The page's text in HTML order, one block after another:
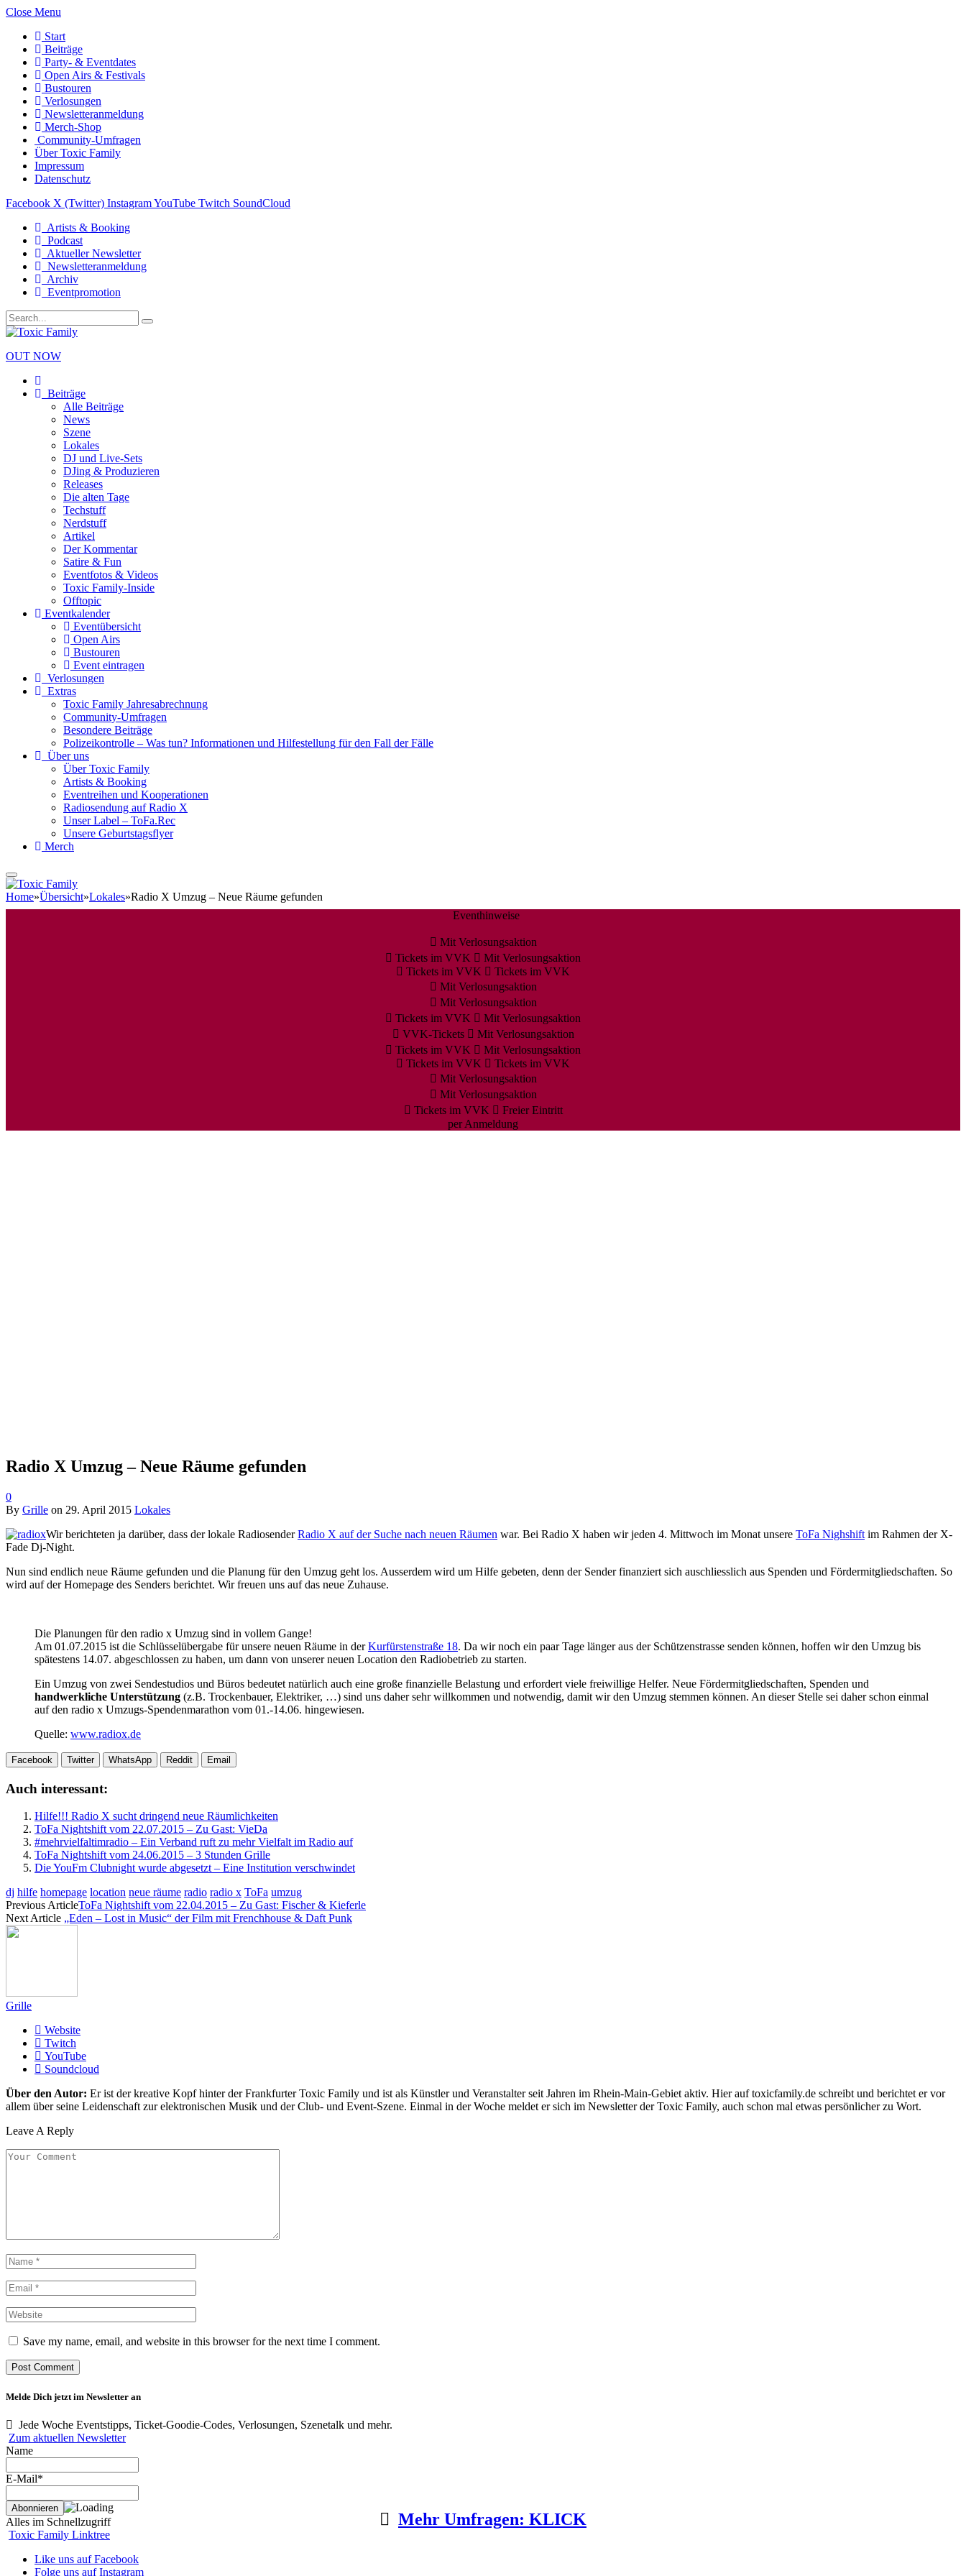
Close Menu
Start
Beiträge
Party- & Eventdates
Open Airs & Festivals
Bustouren
Verlosungen
Newsletteranmeldung
Merch-Shop
Community-Umfragen
Über Toxic Family
Impressum
Datenschutz
Facebook X (Twitter) InstagramYouTube Twitch SoundCloud
Artists & Booking
Podcast
Aktueller Newsletter
Newsletteranmeldung
Archiv
Eventpromotion
OUT NOW
Beiträge
Alle Beiträge
News
Szene
Lokales
DJ und Live-Sets
DJing & Produzieren
Releases
Die alten Tage
Techstuff
Nerdstuff
Artikel
Der Kommentar
Satire & Fun
Eventfotos & Videos
Toxic Family-Inside
Offtopic
Eventkalender
Eventübersicht
Open Airs
Bustouren
Event eintragen
Verlosungen
Extras
Toxic Family Jahresabrechnung
Community-Umfragen
Besondere Beiträge
Polizeikontrolle – Was tun? Informationen und Hilfestellung für den Fall der Fälle
Über uns
Über Toxic Family
Artists & Booking
Eventreihen und Kooperationen
Radiosendung auf Radio X
Unser Label – ToFa.Rec
Unsere Geburtstagsflyer
Merch
Home»Übersicht»Lokales»Radio X Umzug – Neue Räume gefunden
Eventhinweise
Mit Verlosungsaktion
Tickets im VVK
Mit Verlosungsaktion
Tickets im VVK
Tickets im VVK
Mit Verlosungsaktion
Mit Verlosungsaktion
Tickets im VVK
Mit Verlosungsaktion
VVK-Tickets
Mit Verlosungsaktion
Tickets im VVK
Mit Verlosungsaktion
Tickets im VVK
Tickets im VVK
Mit Verlosungsaktion
Mit Verlosungsaktion
Tickets im VVK
Freier Eintritt
per Anmeldung
Radio X Umzug – Neue Räume gefunden
0
By Grille on 29. April 2015 Lokales
Wir berichteten ja darüber, dass der lokale RadiosenderRadio X auf der Suche nach neuen Räumen war. Bei Radio X haben wir jeden 4. Mittwoch im Monat unsere ToFa Nighshift im Rahmen der X-
Fade Dj-Night.
Nun sind endlich neue Räume gefunden und die Planung für den Umzug geht los. Ausserdem wird um Hilfe gebeten, denn der Sender finanziert sich auschliesslich aus Spenden und Fördermitgliedschaften. So
wird auf der Homepage des Senders berichtet. Wir freuen uns auf das neue Zuhause.
Die Planungen für den radio x Umzug sind in vollem Gange!
Am 01.07.2015 ist die Schlüsselübergabe für unsere neuen Räume in derKurfürstenstraße 18. Da wir noch ein paar Tage länger aus der Schützenstrasse senden können, hoffen wir den Umzug bis
spätestens 14.07. abgeschlossen zu haben, um dann von unserer neuen Location den Radiobetrieb zu starten.
Ein Umzug von zwei Sendestudios und Büros bedeutet natürlich auch eine große finanzielle Belastung und erfordert viele freiwillige Helfer. Neue Fördermitgliedschaften, Spenden und
handwerkliche Unterstützung (z.B. Trockenbauer, Elektriker, …) sind uns daher sehr willkommen und notwendig, damit wir den Umzug stemmen können. An dieser Stelle sei daher schon einmal
auf den radio x Umzugs-Spendenmarathon vom 01.-14.06. hingewiesen.
Quelle: www.radiox.de
Facebook Twitter WhatsApp Reddit Email
Auch interessant:
Hilfe!!! Radio X sucht dringend neue Räumlichkeiten
ToFa Nightshift vom 22.07.2015 – Zu Gast: VieDa
#mehrvielfaltimradio – Ein Verband ruft zu mehr Vielfalt im Radio auf
ToFa Nightshift vom 24.06.2015 – 3 Stunden Grille
Die YouFm Clubnight wurde abgesetzt – Eine Institution verschwindet
dj hilfe homepage location neue räume radio radio x ToFa umzug
Previous ArticleToFa Nightshift vom 22.04.2015 – Zu Gast: Fischer & Kieferle
Next Article „Eden – Lost in Music“ der Film mit Frenchhouse & Daft Punk
Grille
Website
Twitch
YouTube
Soundcloud
Über den Autor: Er ist der kreative Kopf hinter der Frankfurter Toxic Family und ist als Künstler und Veranstalter seit Jahren im Rhein-Main-Gebiet aktiv. Hier auf toxicfamily.de schreibt und berichtet er vor
allem über seine Leidenschaft zur elektronischen Musik und der Club- und Event-Szene. Einmal in der Woche meldet er sich im Newsletter der Toxic Family, auch schon mal etwas persönlicher zu Wort.
Leave A Reply
Save my name, email, and website in this browser for the next time I comment.
Melde Dich jetzt im Newsletter an
Jede Woche Eventstipps, Ticket-Goodie-Codes, Verlosungen, Szenetalk und mehr.
Zum aktuellen Newsletter
Name
E-Mail*
Alles im Schnellzugriff
Toxic Family Linktree
Like uns auf Facebook
Folge uns auf Instagram
Mehr Umfragen: KLICK